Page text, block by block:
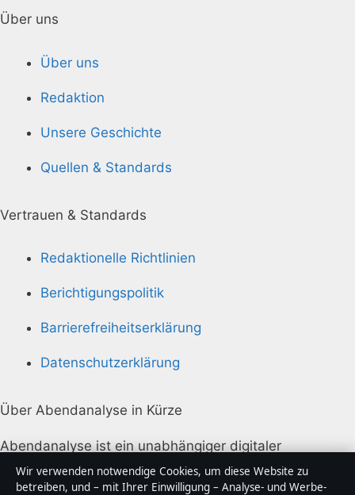
Über uns
Über uns
Redaktion
Unsere Geschichte
Quellen & Standards
Vertrauen & Standards
Redaktionelle Richtlinien
Berichtigungspolitik
Barrierefreiheitserklärung
Datenschutzerklärung
Über Abendanalyse in Kürze
Abendanalyse ist ein unabhängiger digitaler
Nachrichtenanbieter mit Fokus auf Politik, Wirtschaft,
Technik und Gesellschaft in Deutschland. Jeder Artikel
Wir verwenden notwendige Cookies, um diese Website zu
betreiben, und – mit Ihrer Einwilligung – Analyse- und Werbe-